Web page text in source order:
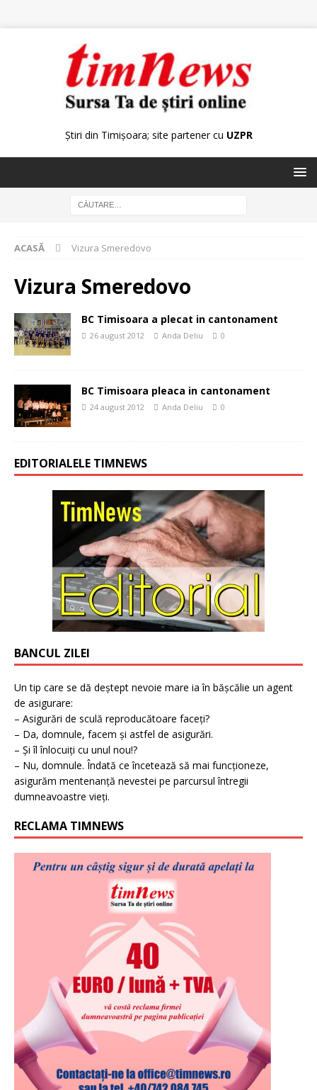
Știri din Timișoara; site partener cu UZPR
ACASĂ Vizura Smeredovo
Vizura Smeredovo
BC Timisoara a plecat in cantonament
26 august 2012 Anda Deliu 0
BC Timisoara pleaca in cantonament
24 august 2012 Anda Deliu 0
EDITORIALELE TIMNEWS
BANCUL ZILEI
Un tip care se dă deștept nevoie mare ia în bășcălie un agent
de asigurare:
– Asigurări de sculă reproducătoare faceți?
– Da, domnule, facem și astfel de asigurări.
– Și îl înlocuiți cu unul nou!?
– Nu, domnule. Îndată ce încetează să mai funcționeze,
asigurăm mentenanță nevestei pe parcursul întregii
dumneavoastre vieți.
RECLAMA TIMNEWS